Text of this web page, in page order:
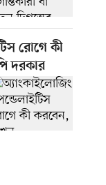
রোগে কী
দরকার